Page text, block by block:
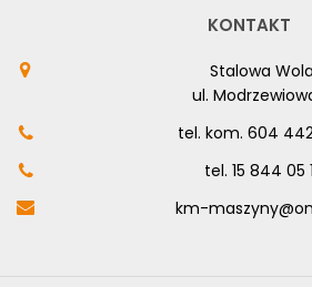
KONTAKT
Stalowa Wola
ul.
tel. kom. 604
tel. 15 844 05
km-